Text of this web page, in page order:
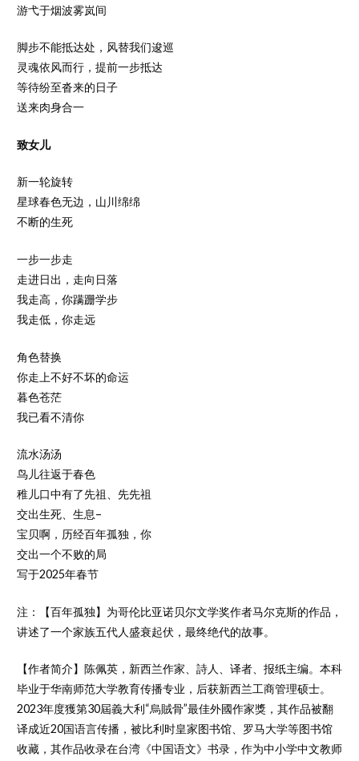
游弋于烟波雾岚间
脚步不能抵达处，风替我们逡巡
灵魂依风而行，提前一步抵达
等待纷至沓来的日子
送来肉身合一
致女儿
新一轮旋转
星球春色无边，山川绵绵
不断的生死
一步一步走
走进日出，走向日落
我走高，你蹒跚学步
我走低，你走远
角色替换
你走上不好不坏的命运
暮色苍茫
我已看不清你
流水汤汤
鸟儿往返于春色
稚儿口中有了先祖、先先祖
交出生死、生息–
宝贝啊，历经百年孤独，你
交出一个不败的局
写于2025年春节
注：【百年孤独】为哥伦比亚诺贝尔文学奖作者马尔克斯的作品，
讲述了一个家族五代人盛衰起伏，最终绝代的故事。
【作者简介】陈佩英，新西兰作家、詩人、译者、报纸主编。本科
毕业于华南师范大学教育传播专业，后获新西兰工商管理硕士。
2023年度獲第30屆義大利“烏賊骨”最佳外國作家獎，其作品被翻
译成近20国语言传播，被比利时皇家图书馆、罗马大学等图书馆
收藏，其作品收录在台湾《中国语文》书录，作为中小学中文教师